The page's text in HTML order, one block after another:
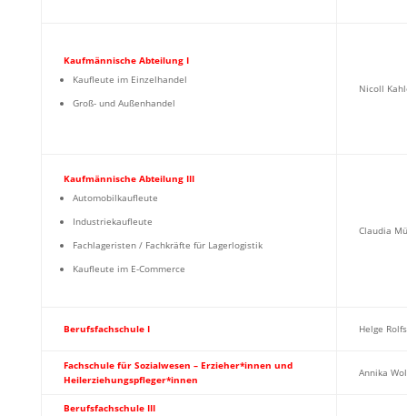
Kaufmännische Abteilung I
Kaufleute im Einzelhandel
Groß- und Außenhandel
Nicoll
Kaufmännische Abteilung III
Automobilkaufleute
Industriekaufleute
Fachlageristen / Fachkräfte für Lagerlogistik
Kaufleute im E-Commerce
Claudia
Berufsfachschule I Helge Rolfs
Fachschule für Sozialwesen – Erzieher*innen und
Heilerziehungspfleger*innen
Annika
Berufsfachschule III